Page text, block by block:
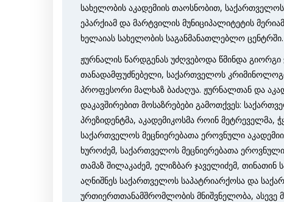
სახელობის აკადემიის თაოსნობით,
ეპარქიამ და მარტვილის მუნიციპალიტეტის
ხელაიას სახელობის საგანმანათლებლო ცენტრში.
ჟურნალის წარდგენას უძღვებოდა წმინდა
თანადამფუძნებელი, საქართველოს
პროფესორი მალხაზ ბაძაღუა. ჟურნალთან და
დაკავშირებით მოსაზრებები გამოთქვეს:
პრეზიდენტმა, აკადემიკოსმა როინ
საქართველოს მეცნიერებათა ეროვნული
ხუროძემ, საქართველოს მეცნიერებათა ეროვნული
თამაზ შილაკაძემ, ელიზბარ ჯაველიძემ, თინათინ
აღნიშნეს საქართველოს საპატრიარქოსა და
ურთიერთთანამშრომლობის მნიშვნელობა, ასევე